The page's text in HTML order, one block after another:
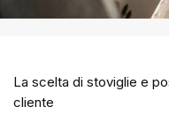
La scelta di stoviglie e
cliente